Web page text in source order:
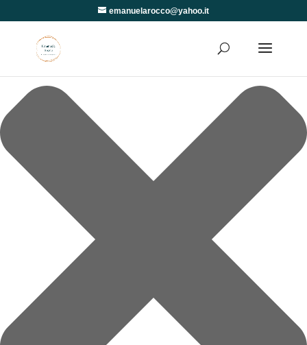
emanuelarocco@yahoo.it